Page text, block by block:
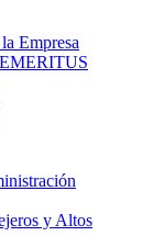
Empresa
EMERITUS
y Altos